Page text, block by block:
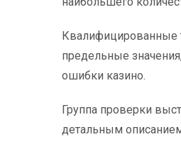
Квалифицированные
предельные
ошибки казино.
Группа проверки
детальным